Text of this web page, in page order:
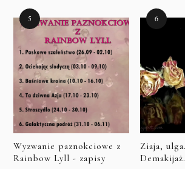
Wyzwanie paznokciowe z
Rainbow Lyll - zapisy
Ziaja,